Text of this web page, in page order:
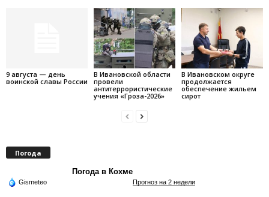
9 августа — день
воинской славы России
В Ивановской области
провели
антитеррористические
учения «Гроза-2026»
В Ивановском округе
продолжается
обеспечение жильем
сирот
Погода
Погода в Кохме
Gismeteo Прогноз на 2 недели